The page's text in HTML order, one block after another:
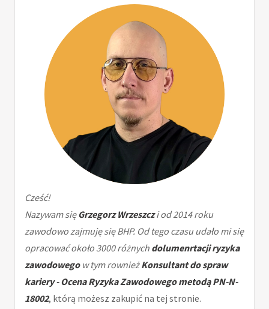
Cześć!
Nazywam sięGrzegorz Wrzeszczi od 2014 roku
zawodowo zajmuję się BHP. Od tego czasu udało mi się
opracować około 3000 różnych dolumenrtacji ryzyka
zawodowegow tym rownieżKonsultant do spraw
kariery - Ocena Ryzyka Zawodowego metodą PN-N-
18002, którą możesz zakupić na tej stronie.